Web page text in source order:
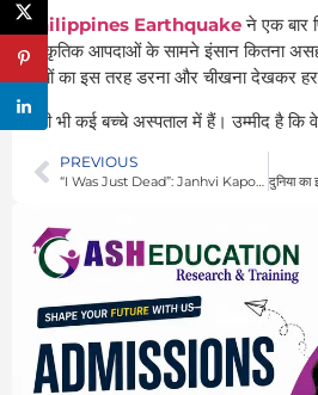
Philippines Earthquakeने एक बार
प्राकृतिक आपदाओं के सामने इंसान कितना
बच्चों का इस तरह डरना और चीखना देखकर हर
अभी भी कई बच्चे अस्पताल में हैं। उम्मीद है कि
PREVIOUS
“I Was Just Dead”: Janhvi Kapoor के Peddi Controversy पर Jaya Bachchan का भावुक खुलासा – “मेरे साथ भी हुआ था Objectification”